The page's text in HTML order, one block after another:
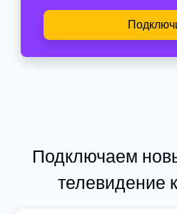
Подключаем
телевидение